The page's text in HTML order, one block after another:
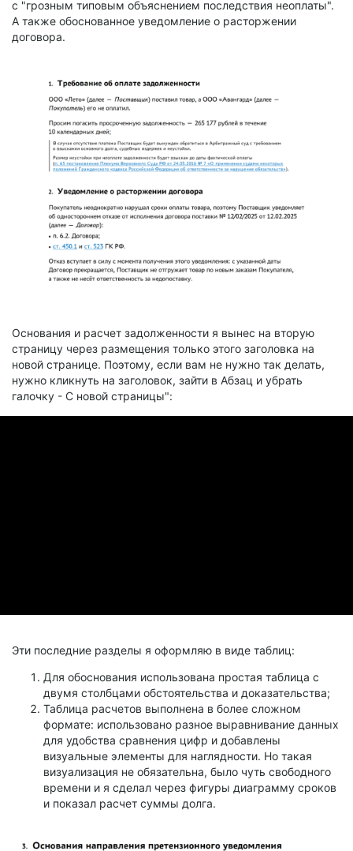
с "грозным типовым объяснением последствия неоплаты".
А также обоснованное уведомление о расторжении
договора.
Основания и расчет задолженности я вынес на вторую
страницу через размещения только этого заголовка на
новой странице. Поэтому, если вам не нужно так делать,
нужно кликнуть на заголовок, зайти в Абзац и убрать
галочку - С новой страницы":
Эти последние разделы я оформляю в виде таблиц:
Для обоснования использована простая таблица с
двумя столбцами обстоятельства и доказательства;
Таблица расчетов выполнена в более сложном
формате: использовано разное выравнивание данных
для удобства сравнения цифр и добавлены
визуальные элементы для наглядности. Но такая
визуализация не обязательна, было чуть свободного
времени и я сделал через фигуры диаграмму сроков
и показал расчет суммы долга.